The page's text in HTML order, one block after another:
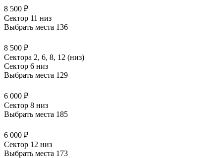
8 500 ₽
Сектор 11 низ
Выбрать места 136
8 500 ₽
Сектора 2, 6, 8, 12 (низ)
Сектор 6 низ
Выбрать места 129
6 000 ₽
Сектор 8 низ
Выбрать места 185
6 000 ₽
Сектор 12 низ
Выбрать места 173